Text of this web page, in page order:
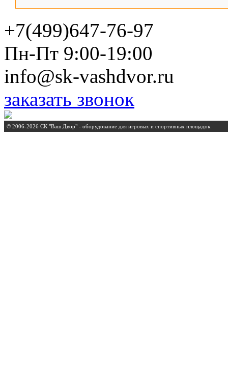
+7(499)647-76-97
Пн-Пт 9:00-19:00
info@sk-vashdvor.ru
заказать звонок
© 2006-2026 СК "Ваш Двор" - оборудование для игровых и спортивных площадок